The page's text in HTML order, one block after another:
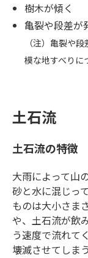
樹木が傾く
亀裂や段差が
（注）亀裂や
模な地すべりに
土石流
土石流の特徴
大雨によって山
砂と水に混じっ
ものは大小さま
や、土石流が飲
う速度で流れて
壊滅させてしま